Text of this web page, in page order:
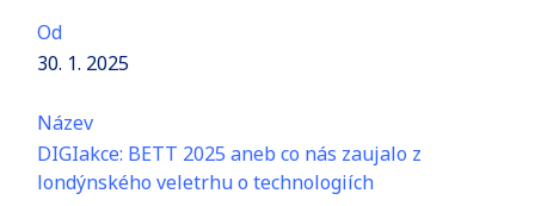
Od
30. 1. 2025
Název
DIGIakce: BETT 2025 aneb co nás zaujalo z
londýnského veletrhu o technologiích